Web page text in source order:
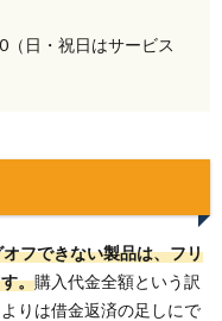
日・祝日はサービス
フできない製品は、フリ
。購入代金全額という訳
りは借金返済の足しにで